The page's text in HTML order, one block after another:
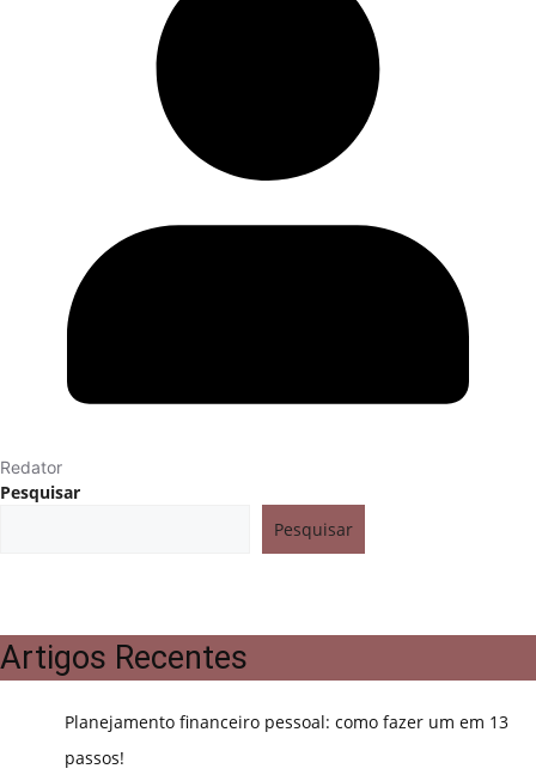
Redator
Pesquisar
Pesquisar
Artigos Recentes
Planejamento financeiro pessoal: como fazer um em 13
passos!